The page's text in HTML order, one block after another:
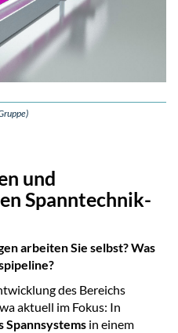
und
Spanntechnik-
arbeiten Sie selbst? Was
des Bereichs
aktuell im Fokus: In
Spannsystems in einem